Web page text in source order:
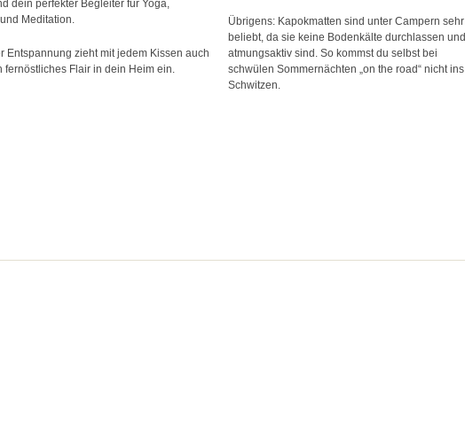
dein perfekter Begleiter für Yoga,
Meditation.
Entspannung zieht mit jedem Kissen auch
fernöstliches Flair in dein Heim ein.
Übrigens: Kapokmatten sind unter Campern sehr
beliebt, da sie keine Bodenkälte durchlassen und
atmungsaktiv sind. So kommst du selbst bei
schwülen Sommernächten „on the road“ nicht ins
Schwitzen.